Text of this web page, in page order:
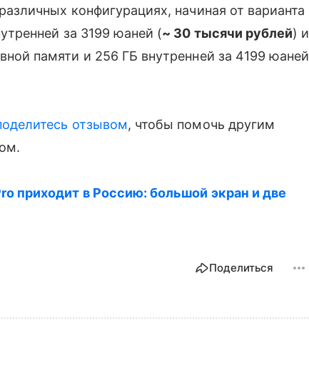
конфигурациях, начиная от варианта
за 3199 юаней (~ 30 тысячи рублей) и
памяти и 256 ГБ внутренней за 4199 юаней
отзывом, чтобы помочь другим
приходит в Россию: большой экран и две
Поделиться